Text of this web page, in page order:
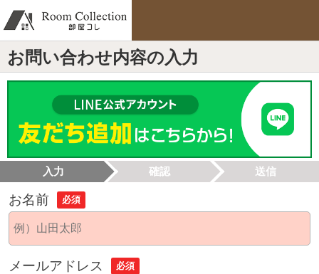
お問い合わせ内容の入力
入力 確認 送信
お名前 必須
メールアドレス 必須